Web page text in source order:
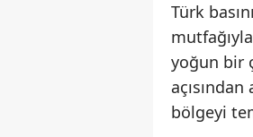
Türk
yoğun bir
bölgeyi